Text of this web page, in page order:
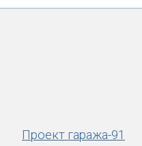
Проект гаража-91